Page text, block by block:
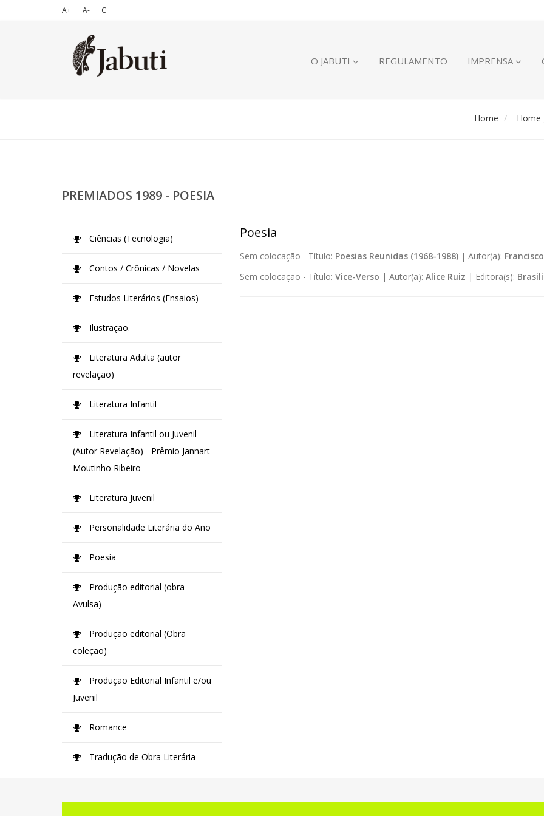
A+ A- C
O JABUTI REGULAMENTO IMPRENSA
Home Home
PREMIADOS 1989 - POESIA
Poesia
Sem colocação - Título: Poesias Reunidas (1968-1988)| Autor(a):
Sem colocação - Título: Vice-Verso | Autor(a): Alice Ruiz | Editora(s):
Ciências (Tecnologia)
Contos / Crônicas / Novelas
Estudos Literários (Ensaios)
Ilustração.
Literatura Adulta (autor
revelação)
Literatura Infantil
Literatura Infantil ou Juvenil
(Autor Revelação) - Prêmio Jannart
Moutinho Ribeiro
Literatura Juvenil
Personalidade Literária do Ano
Poesia
Produção editorial (obra
Avulsa)
Produção editorial (Obra
coleção)
Produção Editorial Infantil e/ou
Juvenil
Romance
Tradução de Obra Literária